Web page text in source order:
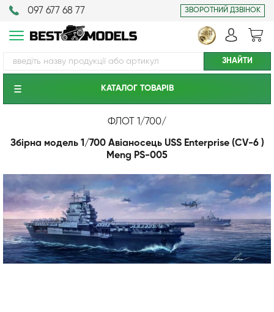
097 677 68 77 ЗВОРОТНИЙ ДЗВІНОК
КАТАЛОГ ТОВАРIВ
ФЛОТ 1/700/
Збірна модель 1/700 Авіаносець USS Enterprise (CV-6 )
Meng PS-005